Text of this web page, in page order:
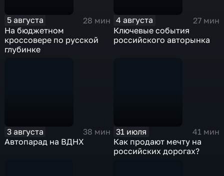
5 августа
28 мин
На бюджетном
кроссовере по русской
глубинке
4 августа
27 мин
Ключевые события
российского авторынка
3 августа
38 мин
Автопарад на ВДНХ
31 июля
41 мин
Как продают мечту на
российских дорогах?